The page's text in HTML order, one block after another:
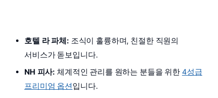
호텔 라 파체: 조식이 훌륭하며, 친절한 직원의
서비스가 돋보입니다.
NH 피사: 체계적인 관리를 원하는 분들을 위한 4성급
프리미엄 옵션입니다.